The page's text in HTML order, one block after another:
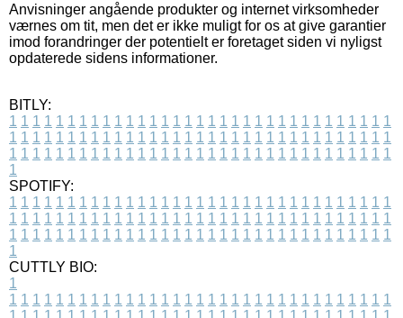
Anvisninger angående produkter og internet virksomheder
værnes om tit, men det er ikke muligt for os at give garantier
imod forandringer der potentielt er foretaget siden vi nyligst
opdaterede sidens informationer.
BITLY:
1 1 1 1 1 1 1 1 1 1 1 1 1 1 1 1 1 1 1 1 1 1 1 1 1 1 1 1 1 1 1 1 1
1 1 1 1 1 1 1 1 1 1 1 1 1 1 1 1 1 1 1 1 1 1 1 1 1 1 1 1 1 1 1 1 1
1 1 1 1 1 1 1 1 1 1 1 1 1 1 1 1 1 1 1 1 1 1 1 1 1 1 1 1 1 1 1 1 1
1
SPOTIFY:
1 1 1 1 1 1 1 1 1 1 1 1 1 1 1 1 1 1 1 1 1 1 1 1 1 1 1 1 1 1 1 1 1
1 1 1 1 1 1 1 1 1 1 1 1 1 1 1 1 1 1 1 1 1 1 1 1 1 1 1 1 1 1 1 1 1
1 1 1 1 1 1 1 1 1 1 1 1 1 1 1 1 1 1 1 1 1 1 1 1 1 1 1 1 1 1 1 1 1
1
CUTTLY BIO:
1
1 1 1 1 1 1 1 1 1 1 1 1 1 1 1 1 1 1 1 1 1 1 1 1 1 1 1 1 1 1 1 1 1